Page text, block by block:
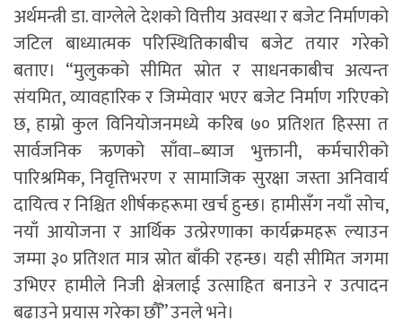
अर्थमन्त्री डा. वाग्लेले देशको वित्तीय अवस्था र बजेट निर्माणको
जटिल बाध्यात्मक परिस्थितिकाबीच बजेट तयार गरेको
बताए। “मुलुकको सीमित स्रोत र साधनकाबीच अत्यन्त
संयमित, व्यावहारिक र जिम्मेवार भएर बजेट निर्माण गरिएको
छ, हाम्रो कुल विनियोजनमध्ये करिब ७० प्रतिशत हिस्सा त
सार्वजनिक ऋणको साँवा–ब्याज भुक्तानी, कर्मचारीको
पारिश्रमिक, निवृत्तिभरण र सामाजिक सुरक्षा जस्ता अनिवार्य
दायित्व र निश्चित शीर्षकहरूमा खर्च हुन्छ। हामीसँग नयाँ सोच,
नयाँ आयोजना र आर्थिक उत्प्रेरणाका कार्यक्रमहरू ल्याउन
जम्मा ३० प्रतिशत मात्र स्रोत बाँकी रहन्छ। यही सीमित जगमा
उभिएर हामीले निजी क्षेत्रलाई उत्साहित बनाउने र उत्पादन
बढाउने प्रयास गरेका छौँ” उनले भने।